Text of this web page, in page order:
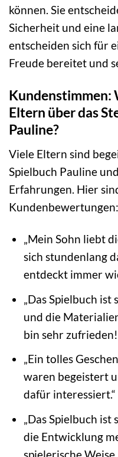
können. Sie
Sicherheit und eine
entscheiden sich für
Freude bereitet und
Kundenstimmen:
Eltern über das
Pauline?
Viele Eltern sind
Spielbuch Pauline
Erfahrungen. Hier
Kundenbewertungen:
„Mein Sohn liebt
sich stundenlang
entdeckt immer
„Das Spielbuch
und die
bin sehr
„Ein tolles
waren begeistert
dafür interessiert.“
„Das Spielbuch
die Entwicklung